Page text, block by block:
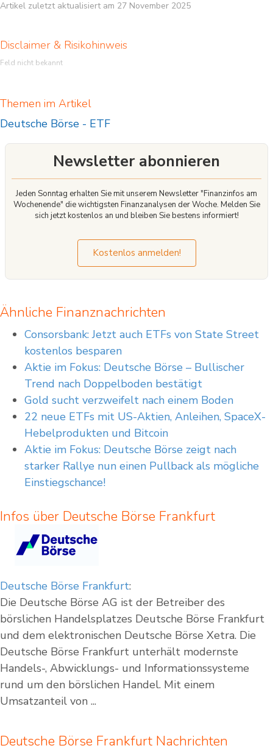
Artikel zuletzt aktualisiert am 27 November 2025
Disclaimer & Risikohinweis
Feld nicht bekannt
Themen im Artikel
Deutsche Börse - ETF
Newsletter abonnieren
Jeden Sonntag erhalten Sie mit unserem Newsletter "Finanzinfos am
Wochenende" die wichtigsten Finanzanalysen der Woche. Melden Sie
sich jetzt kostenlos an und bleiben Sie bestens informiert!
Kostenlos anmelden!
Ähnliche Finanznachrichten
Consorsbank: Jetzt auch ETFs von State Street
kostenlos besparen
Aktie im Fokus: Deutsche Börse – Bullischer
Trend nach Doppelboden bestätigt
Gold sucht verzweifelt nach einem Boden
22 neue ETFs mit US-Aktien, Anleihen, SpaceX-
Hebelprodukten und Bitcoin
Aktie im Fokus: Deutsche Börse zeigt nach
starker Rallye nun einen Pullback als mögliche
Einstiegschance!
Infos über Deutsche Börse Frankfurt
Deutsche Börse Frankfurt:
Die Deutsche Börse AG ist der Betreiber des
börslichen Handelsplatzes Deutsche Börse Frankfurt
und dem elektronischen Deutsche Börse Xetra. Die
Deutsche Börse Frankfurt unterhält modernste
Handels-, Abwicklungs- und Informationssysteme
rund um den börslichen Handel. Mit einem
Umsatzanteil von ...
Deutsche Börse Frankfurt Nachrichten